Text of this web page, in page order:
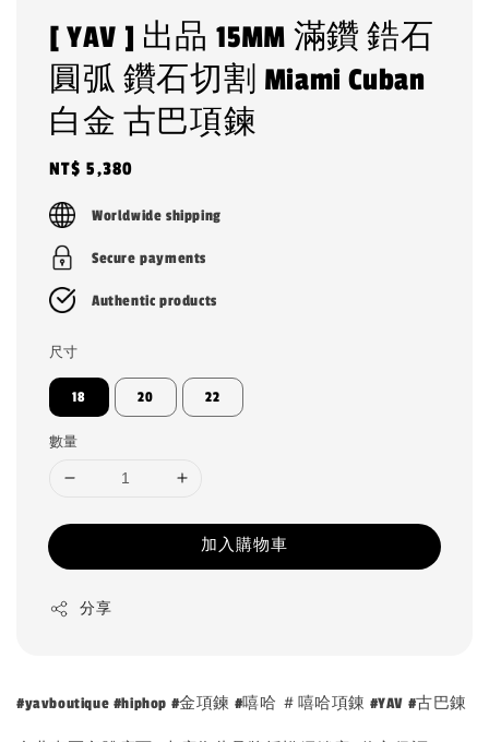
[ YAV ] 出品 15MM 滿鑽 鋯石
圓弧 鑽石切割 Miami Cuban
白金 古巴項鍊
Regular
price
NT$ 5,380
Worldwide shipping
Secure payments
Authentic products
尺寸
18 20 22
數量
加入購物車
分享
#yavboutique #hiphop #金項鍊 #嘻哈 ＃嘻哈項錬 #YAV #古巴錬